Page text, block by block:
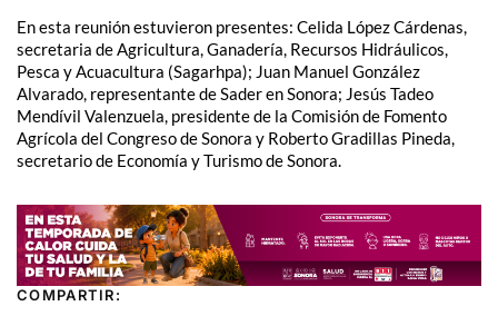
En esta reunión estuvieron presentes: Celida López Cárdenas,
secretaria de Agricultura, Ganadería, Recursos Hidráulicos,
Pesca y Acuacultura (Sagarhpa); Juan Manuel González
Alvarado, representante de Sader en Sonora; Jesús Tadeo
Mendívil Valenzuela, presidente de la Comisión de Fomento
Agrícola del Congreso de Sonora y Roberto Gradillas Pineda,
secretario de Economía y Turismo de Sonora.
COMPARTIR: